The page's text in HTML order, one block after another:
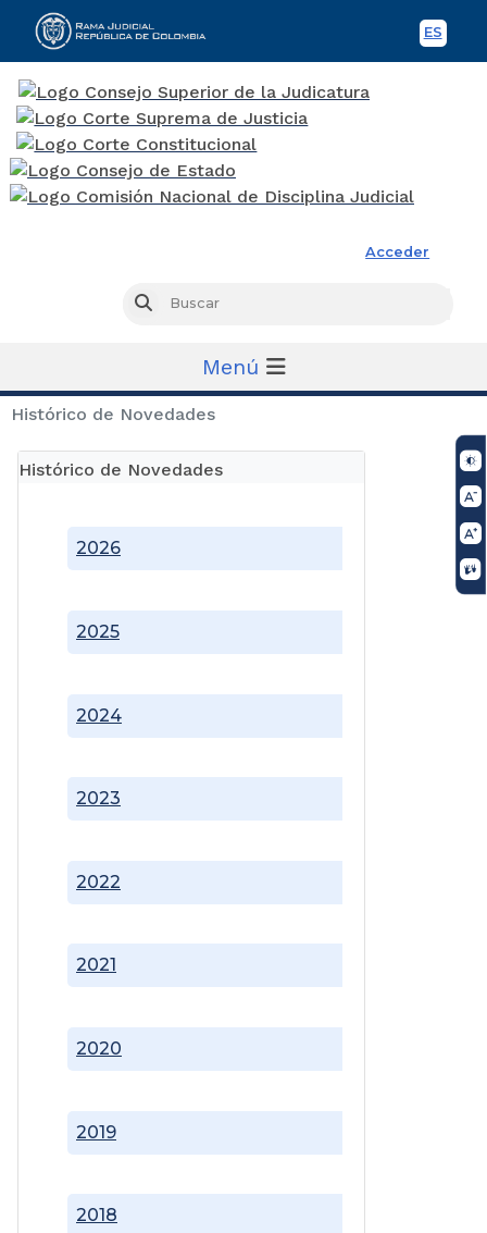
ES
Acceder
Buscar
Menú
Histórico de Novedades
Histórico de Novedades
2018
2019
2020
2021
2022
2023
2024
2025
2026